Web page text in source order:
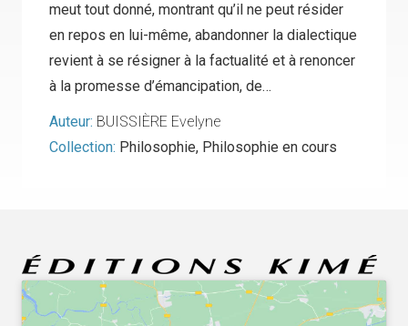
meut tout donné, montrant qu’il ne peut résider
en repos en lui-même, abandonner la dialectique
revient à se résigner à la factualité et à renoncer
à la promesse d’émancipation, de…
Auteur: BUISSIÈRE Evelyne
Collection: Philosophie, Philosophie en cours